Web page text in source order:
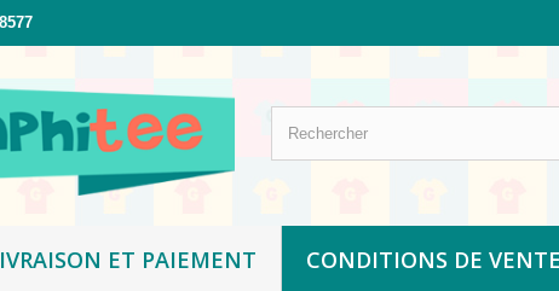
ET PAIEMENT CONDITIONS DE VENTE